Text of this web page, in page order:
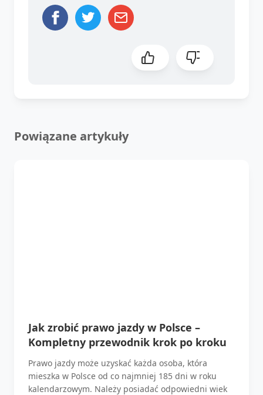
Powiązane artykuły
Jak zrobić prawo jazdy w Polsce –
Kompletny przewodnik krok po kroku
Prawo jazdy może uzyskać każda osoba, która
mieszka w Polsce od co najmniej 185 dni w roku
kalendarzowym. Należy posiadać odpowiedni wiek